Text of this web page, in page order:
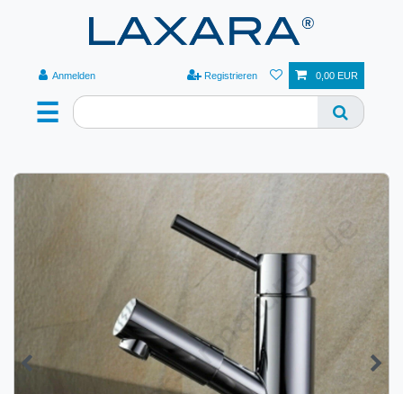
☰
Anmelden Registrieren 0,00 EUR